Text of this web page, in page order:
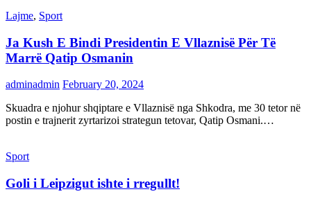
Lajme, Sport
Ja Kush E Bindi Presidentin E Vllaznisë Për Të
Marrë Qatip Osmanin
adminadmin February 20, 2024
Skuadra e njohur shqiptare e Vllaznisë nga Shkodra, me 30 tetor në
postin e trajnerit zyrtarizoi strategun tetovar, Qatip Osmani.…
Sport
Goli i Leipzigut ishte i rregullt!